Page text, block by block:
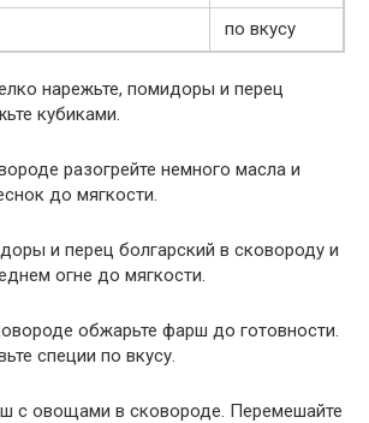
по вкусу
нарежьте, помидоры и перец
кубиками.
разогрейте немного масла и
до мягкости.
и перец болгарский в сковороду и
огне до мягкости.
обжарьте фарш до готовности.
специи по вкусу.
с овощами в сковороде. Перемешайте